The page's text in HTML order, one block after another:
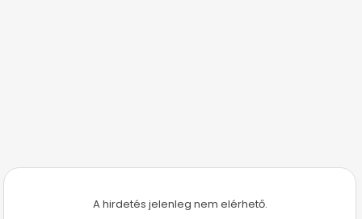
A hirdetés jelenleg nem elérhető.